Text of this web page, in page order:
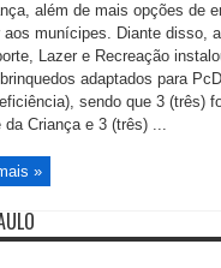
além de mais opções de
aos munícipes. Diante disso,
Lazer e Recreação
adaptados para
sendo que 3 (três)
da Criança e 3 (três) ...
»